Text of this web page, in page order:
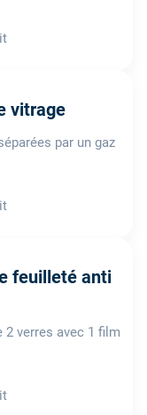
vitrage
par un gaz
feuilleté anti
verres avec 1 film